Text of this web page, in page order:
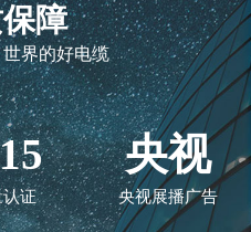
障
界的好电缆
证
央视
央视展播广告